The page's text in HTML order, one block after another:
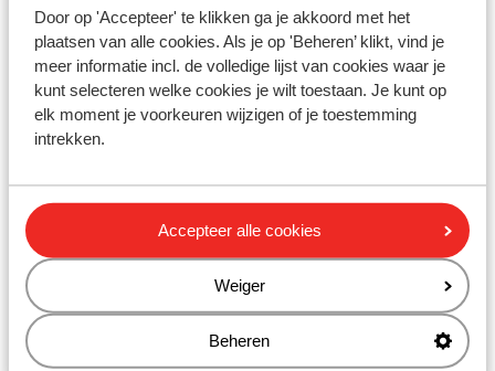
Door op 'Accepteer' te klikken ga je akkoord met het
plaatsen van alle cookies. Als je op 'Beheren’ klikt, vind je
meer informatie incl. de volledige lijst van cookies waar je
kunt selecteren welke cookies je wilt toestaan. Je kunt op
elk moment je voorkeuren wijzigen of je toestemming
intrekken.
Accepteer alle cookies
Weiger
Beheren
Nederlands paspoort of identiteitskaart naar
Montenegro reizen. Heb je niet de Nederlandse
nationaliteit, dan is het belangrijk om na te vragen of er
andere regels van toepassing zijn. Dit vraag je na bij de
ambassade van het land waar je heen wilt en de landen
waar je doorheen reist.Het reizen met de juiste
Sunweb kan hiervoor niet aansprakelijk worden
gesteld.
Reisleiding
In Montenegro is er reisleiding aanwezig (Engels
sprekend).